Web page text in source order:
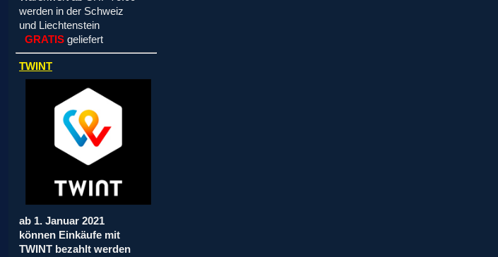
werden in der Schweiz
und Liechtenstein
GRATIS geliefert
TWINT
ab 1. Januar 2021
können Einkäufe mit
TWINT bezahlt werden